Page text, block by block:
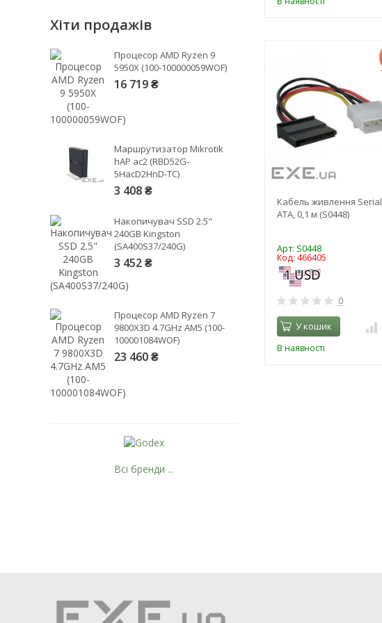
Кабель живлення Serial
ATA, 0,1 м (S0448)
Арт: S0448
Код: 466405
0
У кошик
В наявності
1
20
90
Хіти продажів
Процесор AMD Ryzen 9
5950X (100-100000059WOF)
16 719 ₴
Маршрутизатор Mikrotik
hAP ac2 (RBD52G-
5HacD2HnD-TC)
3 408 ₴
Накопичувач SSD 2.5"
240GB Kingston
(SA400S37/240G)
3 452 ₴
Процесор AMD Ryzen 7
9800X3D 4.7GHz AM5 (100-
100001084WOF)
23 460 ₴
Всі бренди ...